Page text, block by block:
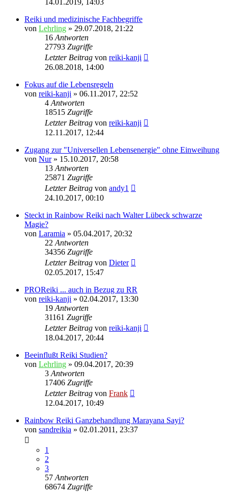
Reiki und medizinische Fachbegriffe
von Lehrling » 29.07.2018, 21:22
16 Antworten
27793 Zugriffe
Letzter Beitrag von reiki-kanji
26.08.2018, 14:00
Fokus auf die Lebensregeln
von reiki-kanji » 06.11.2017, 22:52
4 Antworten
18515 Zugriffe
Letzter Beitrag von reiki-kanji
12.11.2017, 12:44
Zugang zur "Universellen Lebensenergie" ohne Einweihung
von Nur» 15.10.2017, 20:58
13 Antworten
25871 Zugriffe
Letzter Beitrag von andy1
24.10.2017, 00:10
Steckt in Rainbow Reiki nach Walter Lübeck schwarze
Magie?
von Laramia » 05.04.2017, 20:32
22 Antworten
34356 Zugriffe
Letzter Beitrag von Dieter
02.05.2017, 15:47
PROReiki ... auch in Bezug zu RR
von reiki-kanji » 02.04.2017, 13:30
19 Antworten
31161 Zugriffe
Letzter Beitrag von reiki-kanji
18.04.2017, 20:44
Beeinflußt Reiki Studien?
von Lehrling » 09.04.2017, 20:39
3 Antworten
17406 Zugriffe
Letzter Beitrag von Frank
12.04.2017, 10:49
Rainbow Reiki Ganzbehandlung Marayana Sayi?
von sandreikia » 02.01.2011, 23:37
1
2
3
57 Antworten
68674 Zugriffe